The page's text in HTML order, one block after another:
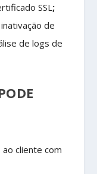
SSL ;
de
de logs de
cliente com